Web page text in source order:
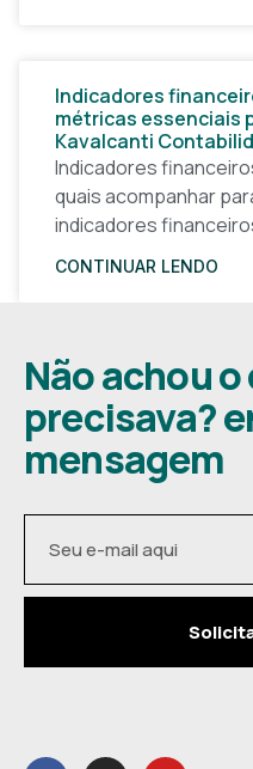
Indicadores
métricas essenciais
Kavalcanti
Indicadores
quais acompanhar
indicadores
base de qualquer
CONTINUAR LENDO
Não achou o
precisava?
mensagem